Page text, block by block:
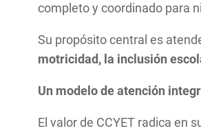
completo y coordinado para
Su propósito central es
motricidad, la inclusión
Un modelo de atención
El valor de CCYET radica en